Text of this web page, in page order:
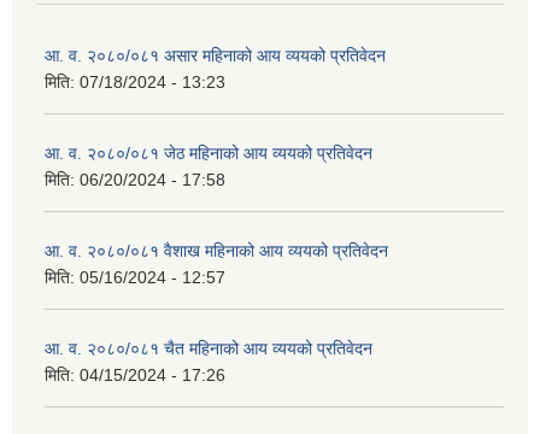
आ. व. २०८०/०८१ असार महिनाको आय व्ययको प्रतिवेदन
मिति: 07/18/2024 - 13:23
आ. व. २०८०/०८१ जेठ महिनाको आय व्ययको प्रतिवेदन
मिति: 06/20/2024 - 17:58
आ. व. २०८०/०८१ वैशाख महिनाको आय व्ययको प्रतिवेदन
मिति: 05/16/2024 - 12:57
आ. व. २०८०/०८१ चैत महिनाको आय व्ययको प्रतिवेदन
मिति: 04/15/2024 - 17:26